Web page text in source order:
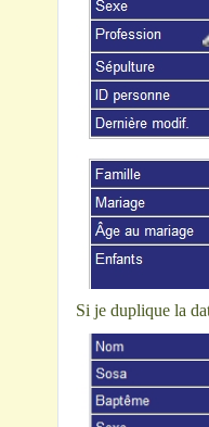
Si je duplique la